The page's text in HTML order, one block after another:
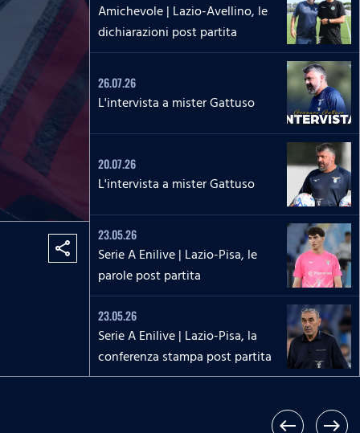
share
Amichevole | Lazio-Avellino, le
dichiarazioni post partita
26.07.26
L'intervista a mister Gattuso
20.07.26
L'intervista a mister Gattuso
23.05.26
Serie A Enilive | Lazio-Pisa, le
parole post partita
23.05.26
Serie A Enilive | Lazio-Pisa, la
conferenza stampa post partita
west east